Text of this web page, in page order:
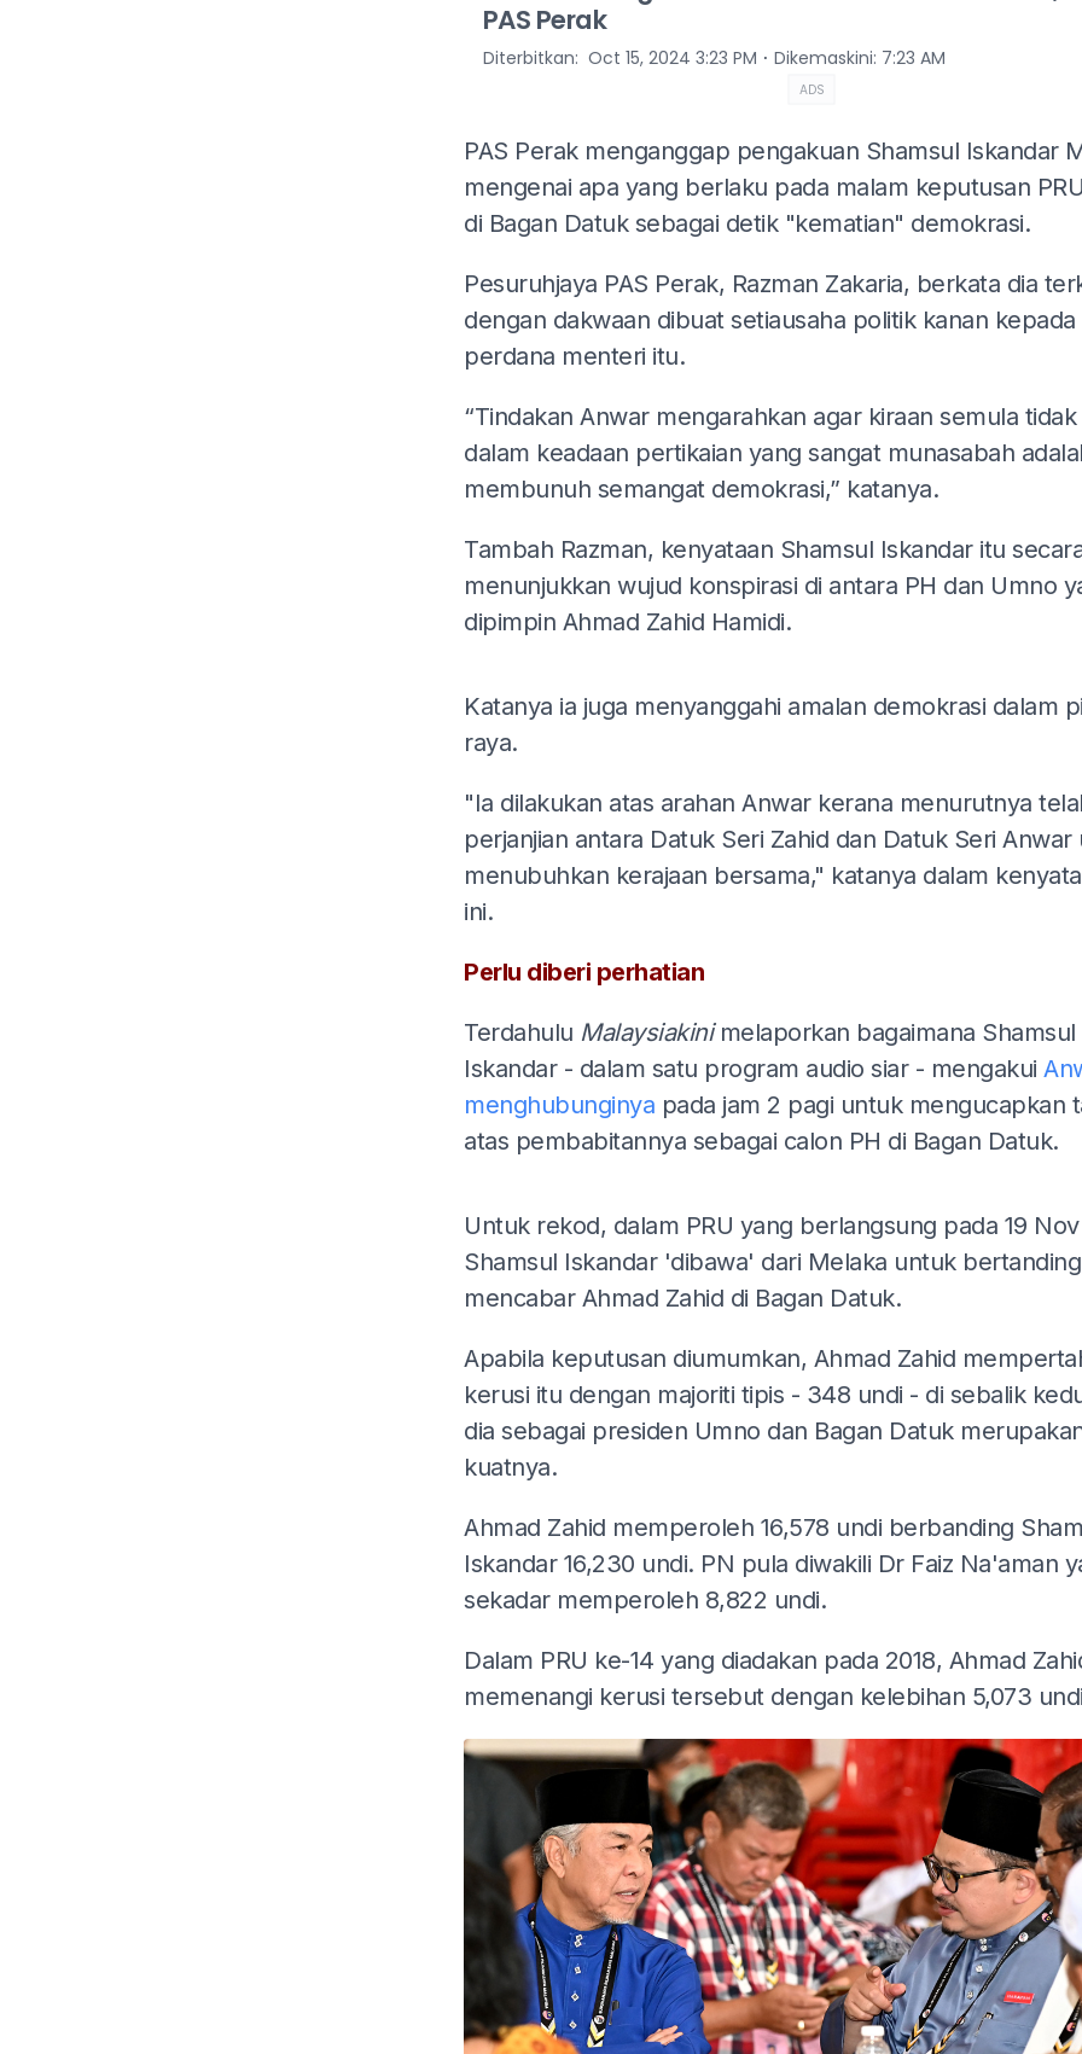
PAS Perak
Diterbitkan: Oct 15, 2024 3:23 PM ⋅ Dikemaskini: 7:23 AM
ADS
PAS Perak menganggap pengakuan Shamsul Iskandar
mengenai apa yang berlaku pada malam keputusan
di Bagan Datuk sebagai detik "kematian" demokrasi.
Pesuruhjaya PAS Perak, Razman Zakaria, berkata dia
dengan dakwaan dibuat setiausaha politik kanan kepada
perdana menteri itu.
“Tindakan Anwar mengarahkan agar kiraan semula
dalam keadaan pertikaian yang sangat munasabah
membunuh semangat demokrasi,” katanya.
Tambah Razman, kenyataan Shamsul Iskandar itu
menunjukkan wujud konspirasi di antara PH dan Umno
dipimpin Ahmad Zahid Hamidi.
Katanya ia juga menyanggahi amalan demokrasi dalam
raya.
"Ia dilakukan atas arahan Anwar kerana menurutnya
perjanjian antara Datuk Seri Zahid dan Datuk Seri Anwar
menubuhkan kerajaan bersama," katanya dalam
ini.
Perlu diberi perhatian
Terdahulu Malaysiakinimelaporkan bagaimana Shamsul
Iskandar - dalam satu program audio siar - mengakui
menghubunginya pada jam 2 pagi untuk mengucapkan
atas pembabitannya sebagai calon PH di Bagan Datuk.
Untuk rekod, dalam PRU yang berlangsung pada 19
Shamsul Iskandar 'dibawa' dari Melaka untuk bertanding
mencabar Ahmad Zahid di Bagan Datuk.
Apabila keputusan diumumkan, Ahmad Zahid
kerusi itu dengan majoriti tipis - 348 undi - di sebalik
dia sebagai presiden Umno dan Bagan Datuk
kuatnya.
Ahmad Zahid memperoleh 16,578 undi berbanding
Iskandar 16,230 undi. PN pula diwakili Dr Faiz Na'aman
sekadar memperoleh 8,822 undi.
Dalam PRU ke-14 yang diadakan pada 2018, Ahmad
memenangi kerusi tersebut dengan kelebihan 5,073